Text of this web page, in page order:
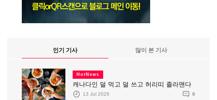
인기 기사 많이 본 기사
HotNews
캐나다인 덜 먹고 덜 쓰고 허리띠 졸라맨다
13 Jul 2026 0